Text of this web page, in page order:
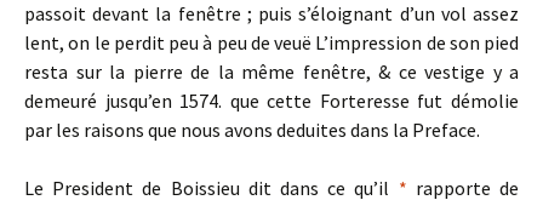
passoit devant la fenêtre ; puis s’éloignant d’un vol assez
lent, on le perdit peu à peu de veuë L’impression de son pied
resta sur la pierre de la même fenêtre, & ce vestige y a
demeuré jusqu’en 1574. que cette Forteresse fut démolie
par les raisons que nous avons deduites dans la Preface.
Le President de Boissieu dit dans ce qu’il * rapporte de